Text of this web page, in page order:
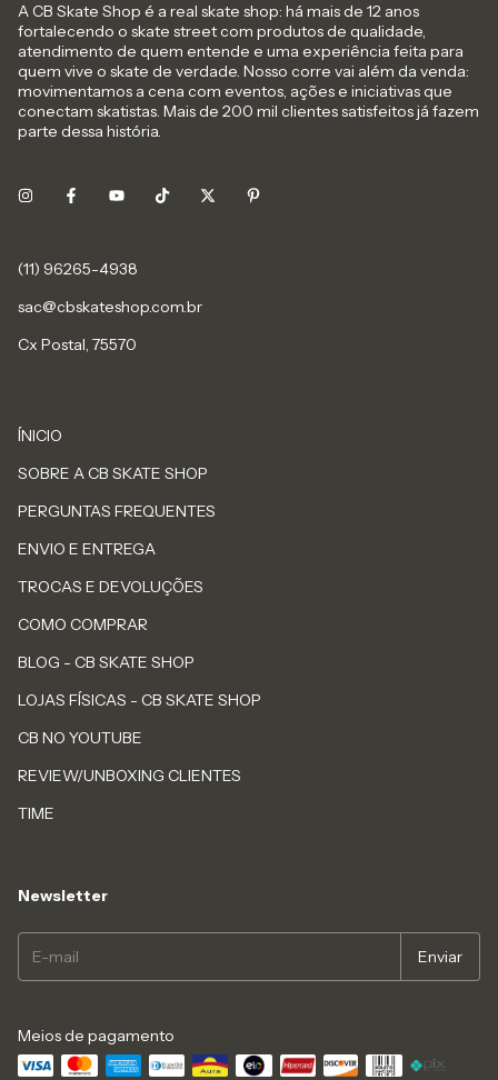
A CB Skate Shop é a real skate shop: há mais de 12 anos
fortalecendo o skate street com produtos de qualidade,
atendimento de quem entende e uma experiência feita para
quem vive o skate de verdade. Nosso corre vai além da venda:
movimentamos a cena com eventos, ações e iniciativas que
conectam skatistas. Mais de 200 mil clientes satisfeitos já fazem
parte dessa história.
sac@cbskateshop.com.br
Cx Postal, 75570
ÍNICIO
SOBRE A CB SKATE SHOP
PERGUNTAS FREQUENTES
ENVIO E ENTREGA
TROCAS E DEVOLUÇÕES
COMO COMPRAR
BLOG - CB SKATE SHOP
LOJAS FÍSICAS - CB SKATE SHOP
CB NO YOUTUBE
REVIEW/UNBOXING CLIENTES
TIME
Newsletter
Meios de pagamento